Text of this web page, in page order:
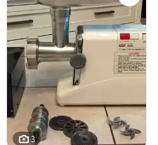
3